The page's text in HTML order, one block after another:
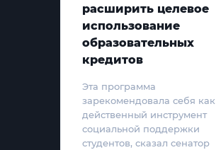
расширить целевое
использование
образовательных
кредитов
Эта программа
зарекомендовала себя как
действенный инструмент
социальной поддержки
студентов, сказал сенатор